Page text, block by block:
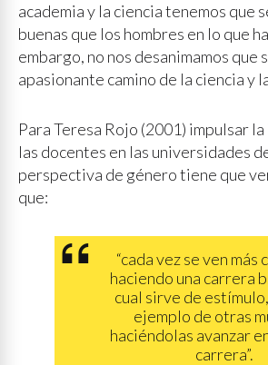
academia y la ciencia tenemos que
buenas que los hombres en lo que
embargo, no nos desanimamos que
apasionante camino de la ciencia y
Para Teresa Rojo (2001) impulsar
las docentes en las universidades
perspectiva de género tiene que
que:
“cada vez se ven más
haciendo una carrera
cual sirve de
ejemplo de otras
haciéndolas avanzar
carrera”.